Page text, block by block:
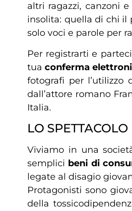
altri ragazzi, canzoni
insolita: quella di chi il
solo voci e parole per
Per registrarti e
tua conferma
fotografi per
dall’attore romano
Italia.
LO SPETTACOLO
Viviamo in una
semplici beni di
legate al disagio
Protagonisti sono
della